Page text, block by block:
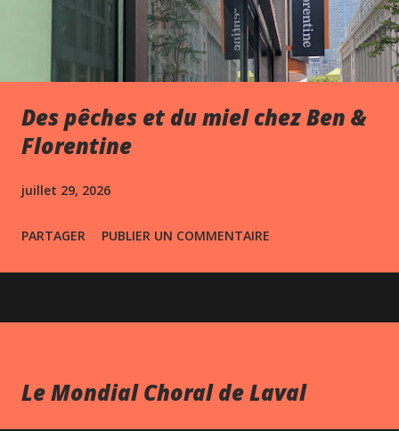
Des pêches et du miel chez Ben &
Florentine
juillet 29, 2026
PARTAGER PUBLIER UN COMMENTAIRE
Le Mondial Choral de Laval